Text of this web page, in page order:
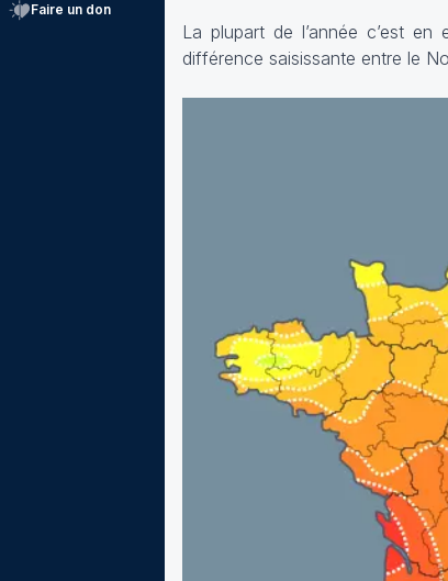
Faire un don
La plupart de l’année c’est en
différence saisissante entre le